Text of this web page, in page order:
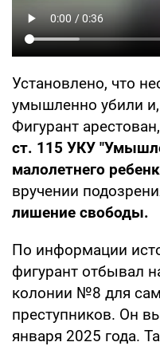
Установлено, что
умышленно убили и,
Фигурант
ст. 115 УКУ
малолетнего
вручении
лишение свободы.
По информации
фигурант отбывал
колонии №8 для
преступников. Он
января 2025 года.